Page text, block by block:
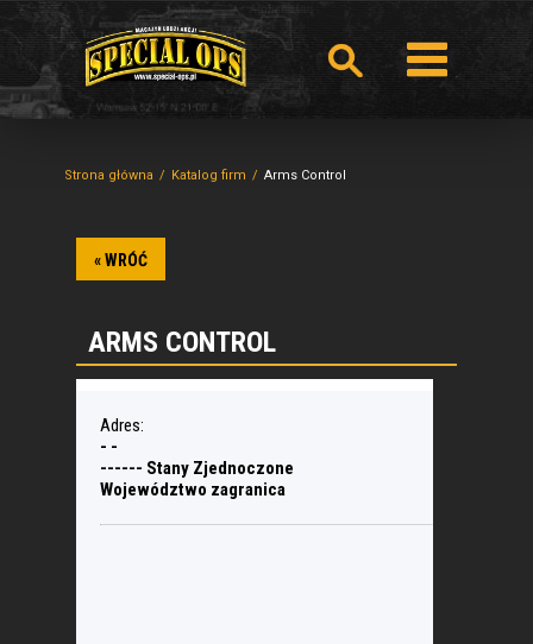
Strona główna Katalog firm Arms Control
« WRÓĆ
ARMS CONTROL
Adres:
- -
------ Stany Zjednoczone
Województwo zagranica